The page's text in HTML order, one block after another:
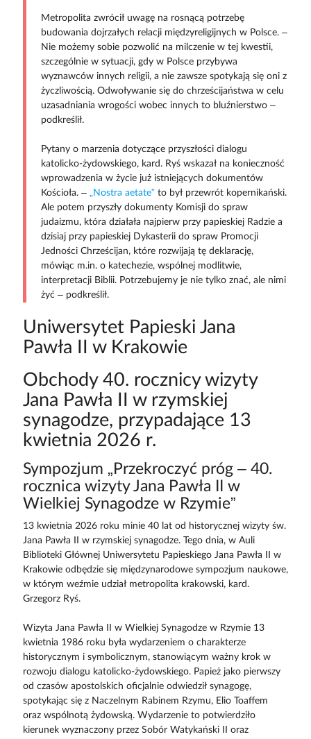
Metropolita zwrócił uwagę na rosnącą potrzebę
budowania dojrzałych relacji międzyreligijnych w Polsce. –
Nie możemy sobie pozwolić na milczenie w tej kwestii,
szczególnie w sytuacji, gdy w Polsce przybywa
wyznawców innych religii, a nie zawsze spotykają się oni z
życzliwością. Odwoływanie się do chrześcijaństwa w celu
uzasadniania wrogości wobec innych to bluźnierstwo –
podkreślił.
Pytany o marzenia dotyczące przyszłości dialogu
katolicko-żydowskiego, kard. Ryś wskazał na konieczność
wprowadzenia w życie już istniejących dokumentów
Kościoła. – „Nostra aetate” to był przewrót kopernikański.
Ale potem przyszły dokumenty Komisji do spraw
judaizmu, która działała najpierw przy papieskiej Radzie a
dzisiaj przy papieskiej Dykasterii do spraw Promocji
Jedności Chrześcijan, które rozwijają tę deklarację,
mówiąc m.in. o katechezie, wspólnej modlitwie,
interpretacji Biblii. Potrzebujemy je nie tylko znać, ale nimi
żyć – podkreślił.
Uniwersytet Papieski Jana
Pawła II w Krakowie
Obchody 40. rocznicy wizyty
Jana Pawła II w rzymskiej
synagodze, przypadające 13
kwietnia 2026 r.
Sympozjum „Przekroczyć próg – 40.
rocznica wizyty Jana Pawła II w
Wielkiej Synagodze w Rzymie”
13 kwietnia 2026 roku minie 40 lat od historycznej wizyty św.
Jana Pawła II w rzymskiej synagodze. Tego dnia, w Auli
Biblioteki Głównej Uniwersytetu Papieskiego Jana Pawła II w
Krakowie odbędzie się międzynarodowe sympozjum naukowe,
w którym weźmie udział metropolita krakowski, kard.
Grzegorz Ryś.
Wizyta Jana Pawła II w Wielkiej Synagodze w Rzymie 13
kwietnia 1986 roku była wydarzeniem o charakterze
historycznym i symbolicznym, stanowiącym ważny krok w
rozwoju dialogu katolicko-żydowskiego. Papież jako pierwszy
od czasów apostolskich oficjalnie odwiedził synagogę,
spotykając się z Naczelnym Rabinem Rzymu, Elio Toaffem
oraz wspólnotą żydowską. Wydarzenie to potwierdziło
kierunek wyznaczony przez Sobór Watykański II oraz